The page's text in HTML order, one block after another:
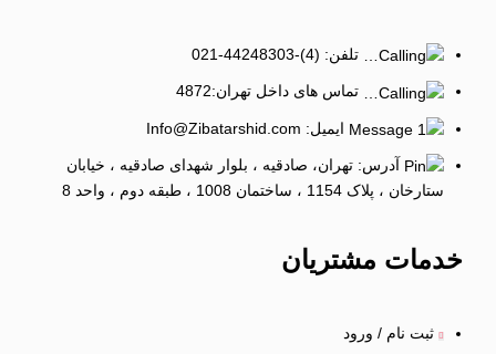
تلفن: (4)-44248303-021
تماس های داخل تهران:4872
ایمیل: Info@Zibatarshid.com
آدرس: تهران، صادقیه ، بلوار شهدای صادقیه ، خیابان
ستارخان ، پلاک 1154 ، ساختمان 1008 ، طبقه دوم ، واحد 8
خدمات مشتریان
ثبت نام / ورود